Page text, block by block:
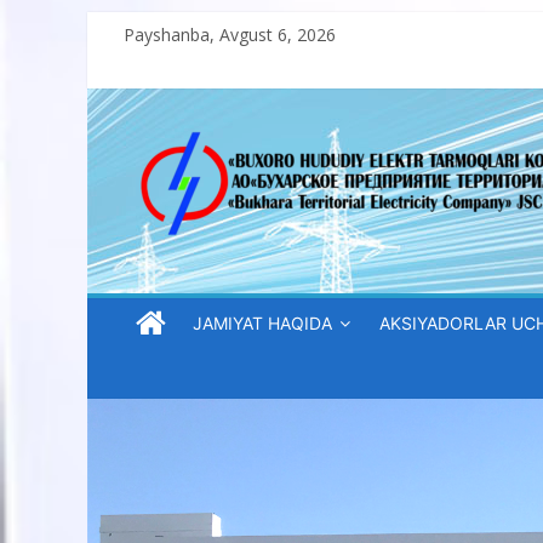
content
Payshanba, Avgust 6, 2026
“Buxoro
hududiy
elektr
tarmoqlari
korxonasi”
“Buxoro
JAMIYAT HAQIDA AKSIYADORLAR